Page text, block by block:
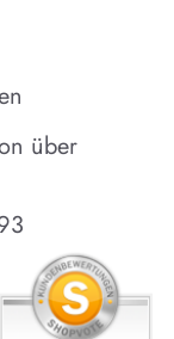
über